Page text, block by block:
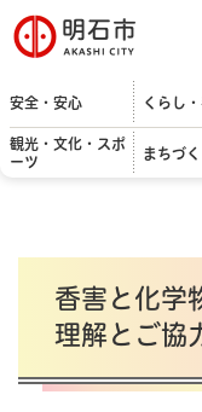
明石市
安全・安心 くらし
観光・文化・スポ
ーツ
まちづ
香害と化学
理解とご協